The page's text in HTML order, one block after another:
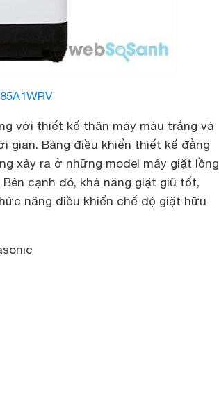
với thiết kế thân máy màu trắng và
gian. Bảng điều khiển thiết kế đằng
xảy ra ở những model máy giặt lồng
cạnh đó, khả năng giặt giũ tốt,
năng điều khiển chế độ giặt hữu